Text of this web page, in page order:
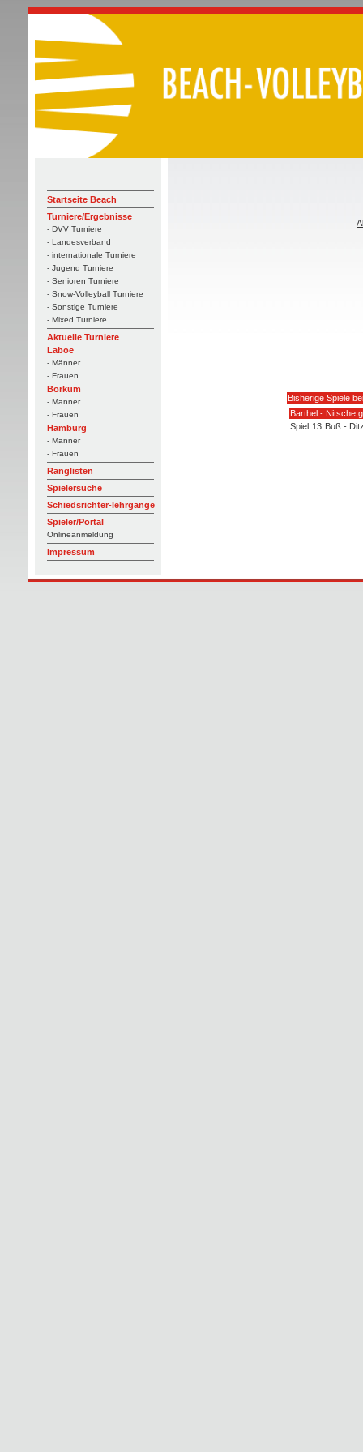
Startseite Beach
Turniere/Ergebnisse
- DVV Turniere
- Landesverband
- internationale Turniere
- Jugend Turniere
- Senioren Turniere
- Snow-Volleyball Turniere
- Sonstige Turniere
- Mixed Turniere
Aktuelle Turniere
Laboe
- Männer
- Frauen
Borkum
- Männer
- Frauen
Hamburg
- Männer
- Frauen
Ranglisten
Spielersuche
Schiedsrichter-lehrgänge
Spieler/Portal
Onlineanmeldung
Impressum
Bisherige Spiele
Barthel - Nitsche
Spiel 13 Buß -